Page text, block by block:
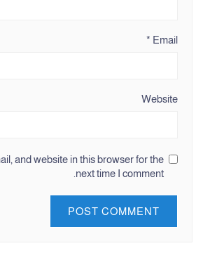
Email
*
Website
and website in this browser for the
next time I comment.